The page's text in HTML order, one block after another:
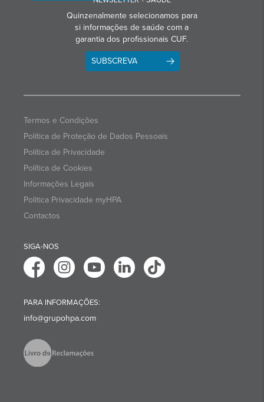
Quinzenalmente selecionamos para
si informações de saúde com a
garantia dos profissionais CUF.
SUBSCREVA
Termos e Condições
Política de Proteção de Dados Pessoais
Política de Privacidade
Política de Cookies
Informações Legais
Politica Privacidade myHPA
Contactos
SIGA-NOS
PARA INFORMAÇÕES:
info@grupohpa.com